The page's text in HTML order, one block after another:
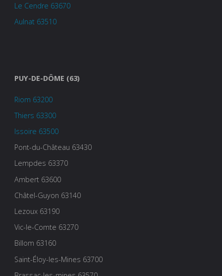
Le Cendre 63670
Aulnat 63510
PUY-DE-DÔME (63)
Riom 63200
Thiers 63300
Issoire 63500
Pont-du-Château 63430
Lempdes 63370
Ambert 63600
Châtel-Guyon 63140
Lezoux 63190
Vic-le-Comte 63270
Billom 63160
Saint-Éloy-les-Mines 63700